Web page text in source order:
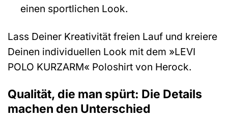
einen sportlichen Look.
Lass Deiner Kreativität freien Lauf und kreiere
Deinen individuellen Look mit dem »LEVI
POLO KURZARM« Poloshirt von Herock.
Qualität, die man spürt: Die Details
machen den Unterschied